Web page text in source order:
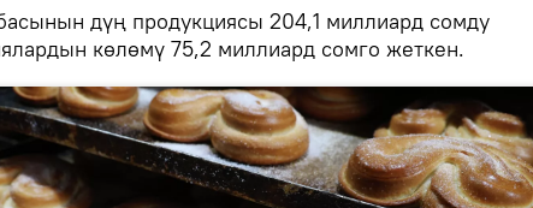
дүң продукциясы 204,1 миллиард сомду
көлөмү 75,2 миллиард сомго жеткен.